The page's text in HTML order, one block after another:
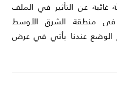
عن التأثير في الملف
منطقة الشرق الأوسط
عندنا يأتي في عرض